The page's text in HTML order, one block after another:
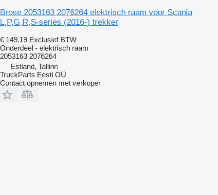
Brose 2053163 2076264 elektrisch raam voor Scania
L,P,G,R,S-series (2016-) trekker
€ 149,19 Exclusief BTW
Onderdeel - elektrisch raam
2053163 2076264
Estland, Tallinn
TruckParts Eesti OÜ
Contact opnemen met verkoper